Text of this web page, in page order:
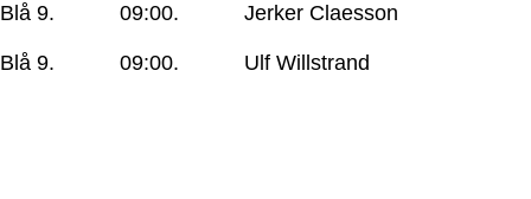
Blå 9. 09:00. Jerker Claesson
Blå 9. 09:00. Ulf Willstrand